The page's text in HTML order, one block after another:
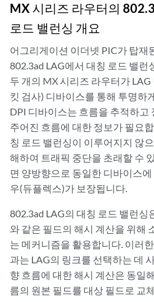
MX 시리즈 라우터의
로드 밸런싱 개요
어그리게이션 이더넷 PIC가 탑재
802.3ad LAG에서 대칭 로드 밸런
두 개의 MX 시리즈 라우터가
킷 검사) 디바이스를 통해 투명하
DPI 디바이스는 흐름을 추적하고
주어진 흐름에 대한 정보가 필요
칭 로드 밸런싱이 이루어지지 않
해하여 트래픽 중단을 초래할 수
면 양방향으로 동일한 디바이스
우(듀플렉스)가 보장됩니다.
802.3ad LAG의 대칭 로드 밸런싱
와 같은 필드의 해시 계산을 위해
는 메커니즘을 활용합니다. 이러
과는 LAG의 링크를 선택하는 데
향 흐름에 대한 해시 계산은 동일
름의 원본 필드를 대상 필드로 교